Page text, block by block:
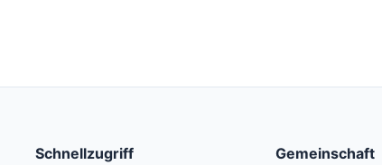
Schnellzugriff Gemeinschaft